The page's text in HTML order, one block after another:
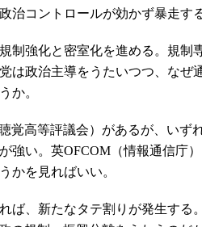
治コントロールが効かず暴走す
制強化と密室化を進める。規制
は政治主導をうたいつつ、なぜ
か。
覚高等評議会）があるが、いず
強い。英OFCOM（情報通信庁
かを見ればいい。
ば、新たなタテ割りが発生する